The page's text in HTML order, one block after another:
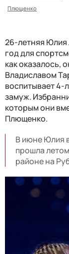
Плющенко
26-летняя Юлия
год для
как оказалось,
Владиславом
воспитывает 4-
замуж.
которым они
Плющенко.
В июне Юлия
прошла
районе на